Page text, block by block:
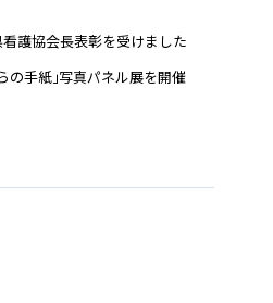
護協会長表彰を受けました
の手紙｣写真パネル展を開催